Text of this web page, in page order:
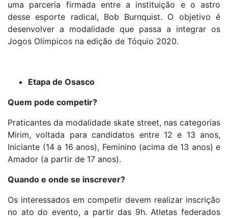
uma parceria firmada entre a instituição e o astro
desse esporte radical, Bob Burnquist. O objetivo é
desenvolver a modalidade que passa a integrar os
Jogos Olímpicos na edição de Tóquio 2020.
Etapa de Osasco
Quem pode competir?
Praticantes da modalidade skate street, nas categorias
Mirim, voltada para candidatos entre 12 e 13 anos,
Iniciante (14 a 16 anos), Feminino (acima de 13 anos) e
Amador (a partir de 17 anos).
Quando e onde se inscrever?
Os interessados em competir devem realizar inscrição
no ato do evento, a partir das 9h. Atletas federados